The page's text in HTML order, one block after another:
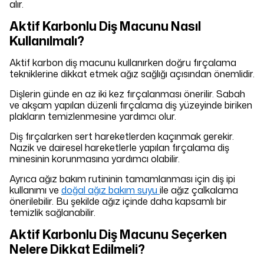
alır.
Aktif Karbonlu Diş Macunu Nasıl
Kullanılmalı?
Aktif karbon diş macunu kullanırken doğru fırçalama
tekniklerine dikkat etmek ağız sağlığı açısından önemlidir.
Dişlerin günde en az iki kez fırçalanması önerilir. Sabah
ve akşam yapılan düzenli fırçalama diş yüzeyinde biriken
plakların temizlenmesine yardımcı olur.
Diş fırçalarken sert hareketlerden kaçınmak gerekir.
Nazik ve dairesel hareketlerle yapılan fırçalama diş
minesinin korunmasına yardımcı olabilir.
Ayrıca ağız bakım rutininin tamamlanması için diş ipi
kullanımı ve doğal ağız bakım suyu ile ağız çalkalama
önerilebilir. Bu şekilde ağız içinde daha kapsamlı bir
temizlik sağlanabilir.
Aktif Karbonlu Diş Macunu Seçerken
Nelere Dikkat Edilmeli?